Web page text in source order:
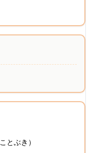
とぶき）